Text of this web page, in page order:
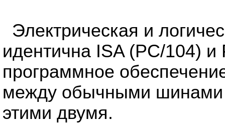
Электрическая и
идентична ISA (PC/104) и
программное
между обычными шинами
этими двумя.